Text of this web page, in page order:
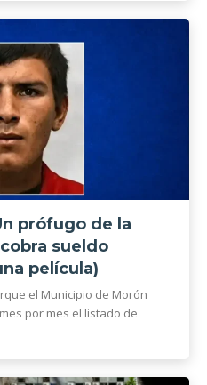
prófugo de la
sueldo
película)
el Municipio de Morón
por mes el listado de